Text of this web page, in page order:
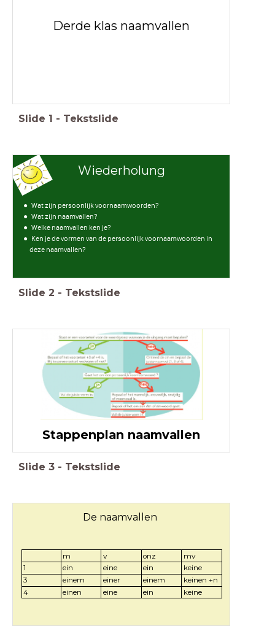
Derde klas naamvallen
Slide 1 - Tekstslide
Wiederholung
Wat zijn persoonlijk voornaamwoorden?
Wat zijn naamvallen?
Welke naamvallen ken je?
Ken je de vormen van de persoonlijk voornaamwoorden in
deze naamvallen?
Slide 2 - Tekstslide
Stappenplan naamvallen
Slide 3 - Tekstslide
De naamvallen
m v onz
mv
1
ein eine ein
keine
3
einem einer einem
keinen +n
4
einen eine ein keine